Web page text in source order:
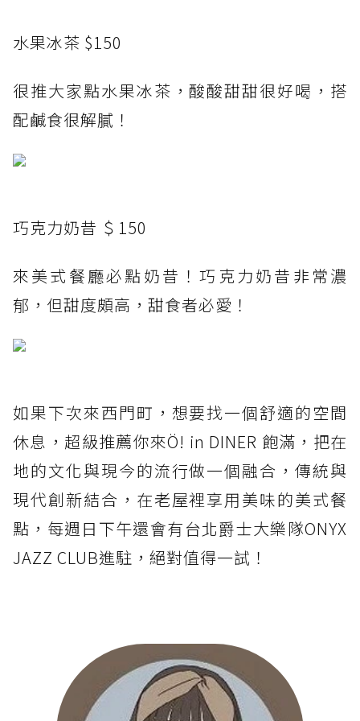
水果冰茶 $150
很推大家點水果冰茶，酸酸甜甜很好喝，搭
配鹹食很解膩！
巧克力奶昔 ＄150
來美式餐廳必點奶昔！巧克力奶昔非常濃
郁，但甜度頗高，甜食者必愛！
如果下次來西門町，想要找一個舒適的空間
休息，超級推薦你來Ö! in DINER 飽滿，把在
地的文化與現今的流行做一個融合，傳統與
現代創新結合，在老屋裡享用美味的美式餐
點，每週日下午還會有台北爵士大樂隊ONYX
JAZZ CLUB進駐，絕對值得一試！